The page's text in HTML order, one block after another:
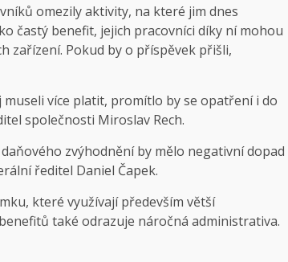
omezily aktivity, na které jim dnes
častý benefit, jejich pracovníci díky ní mohou
zařízení. Pokud by o příspěvek přišli,
více platit, promítlo by se opatření i do
společnosti Miroslav Rech.
zvýhodnění by mělo negativní dopad
ředitel Daniel Čapek.
které využívají především větší
také odrazuje náročná administrativa.